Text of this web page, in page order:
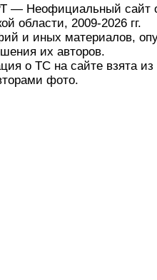
Неофициальный сайт
области, 2009-2026 гг.
и иных материалов,
их авторов.
о ТС на сайте взята из
фото.